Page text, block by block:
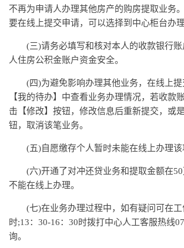
不再为申请人办理其他房产的购房提取业务
要在线上提交申请，可以选择到中心柜台办理
(三)请务必填写和核对本人的收款银行
人住房公积金账户资金安全。
(四)为避免影响办理其他业务，在线上
【我的待办】中查看业务办理情况，若收款
击【修改】按钮，修改信息后重新提交，或
钮，取消该笔业务。
(五)自愿缴存个人暂时未能在线上办理该
(六)开通了对冲还贷业务和提取金额在
不能在线上办理。
(七)在业务办理过程中，如有疑问可在工
时;13：30-16：30时拨打中心人工客服热线
询。